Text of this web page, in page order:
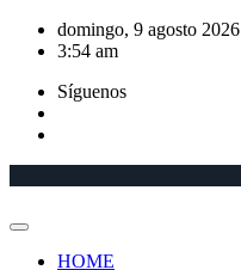
Saltar
domingo, 9 agosto 2026
3:54 am
Síguenos
HOME